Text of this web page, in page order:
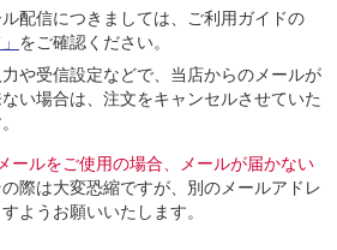
配信につきましては、ご利用ガイドの
をご確認ください。
や受信設定などで、当店からのメールが
い場合は、注文をキャンセルさせていた
ールをご使用の場合、メールが届かない
の際は大変恐縮ですが、別のメールアドレ
ようお願いいたします。